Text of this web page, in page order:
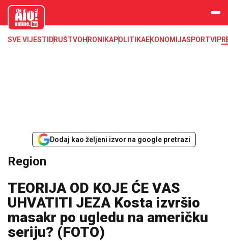
aloonline.b
SVE VIJESTI DRUŠTVOHRONIKAPOLITIKAEKONOMIJASPORTVIP
Dodaj kao željeni izvor na google pretrazi
Region
TEORIJA OD KOJE ĆE VAS
UHVATITI JEZA Kosta izvršio
masakr po ugledu na američku
seriju? (FOTO)